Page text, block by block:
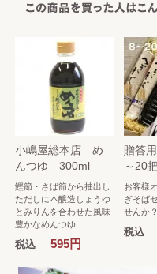
小嶋屋総本店 め
んつゆ 300ml
鰹節・さば節から抽出し
ただしに本醸造しょうゆ
とみりんを合わせた風味
豊かなめんつゆ
税込 595円
贈答
～20
お客様
ぎそば
せんか？
税込